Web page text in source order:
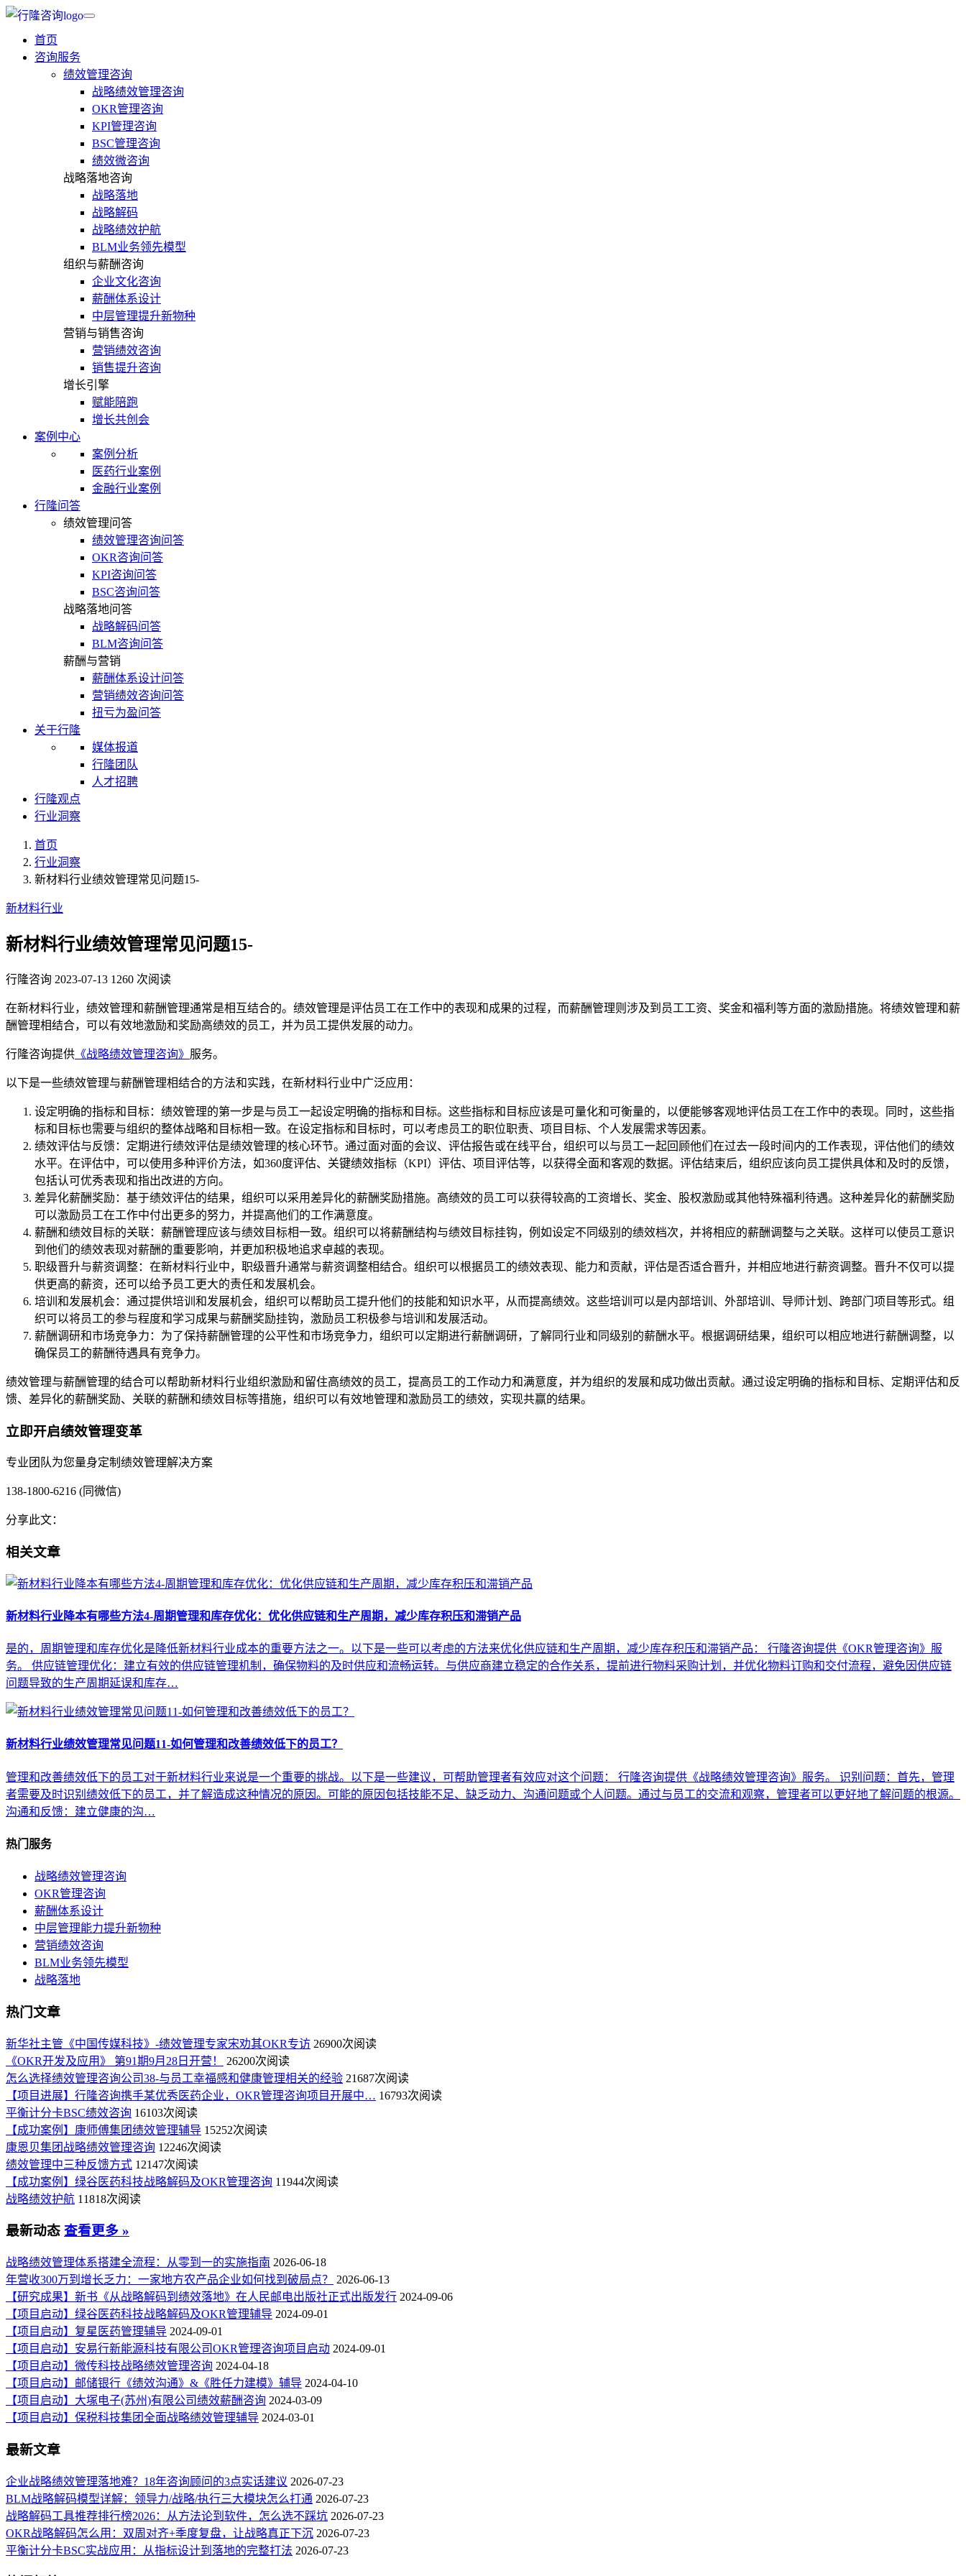
首页
咨询服务
绩效管理咨询
战略绩效管理咨询
OKR管理咨询
KPI管理咨询
BSC管理咨询
绩效微咨询
战略落地咨询
战略落地
战略解码
战略绩效护航
BLM业务领先模型
组织与薪酬咨询
企业文化咨询
薪酬体系设计
中层管理提升新物种
营销与销售咨询
营销绩效咨询
销售提升咨询
增长引擎
赋能陪跑
增长共创会
案例中心
案例分析
医药行业案例
金融行业案例
行隆问答
绩效管理问答
绩效管理咨询问答
OKR咨询问答
KPI咨询问答
BSC咨询问答
战略落地问答
战略解码问答
BLM咨询问答
薪酬与营销
薪酬体系设计问答
营销绩效咨询问答
扭亏为盈问答
关于行隆
媒体报道
行隆团队
人才招聘
行隆观点
行业洞察
首页
行业洞察
新材料行业绩效管理常见问题15-
新材料行业
新材料行业绩效管理常见问题15-
行隆咨询 2023-07-13 1260 次阅读
在新材料行业，绩效管理和薪酬管理通常是相互结合的。绩效管理是评估员工在工作中的表现和成果的过程，而薪酬管理则涉及到员工工资、奖金和福利等方面的激励措施。将绩效管理和薪
酬管理相结合，可以有效地激励和奖励高绩效的员工，并为员工提供发展的动力。
行隆咨询提供 《战略绩效管理咨询》 服务。
以下是一些绩效管理与薪酬管理相结合的方法和实践，在新材料行业中广泛应用：
设定明确的指标和目标：绩效管理的第一步是与员工一起设定明确的指标和目标。这些指标和目标应该是可量化和可衡量的，以便能够客观地评估员工在工作中的表现。同时，这些指
标和目标也需要与组织的整体战略和目标相一致。在设定指标和目标时，可以考虑员工的职位职责、项目目标、个人发展需求等因素。
绩效评估与反馈：定期进行绩效评估是绩效管理的核心环节。通过面对面的会议、评估报告或在线平台，组织可以与员工一起回顾他们在过去一段时间内的工作表现，评估他们的绩效
水平。在评估中，可以使用多种评价方法，如360度评估、关键绩效指标（KPI）评估、项目评估等，以获得全面和客观的数据。评估结束后，组织应该向员工提供具体和及时的反馈，
包括认可优秀表现和指出改进的方向。
差异化薪酬奖励：基于绩效评估的结果，组织可以采用差异化的薪酬奖励措施。高绩效的员工可以获得较高的工资增长、奖金、股权激励或其他特殊福利待遇。这种差异化的薪酬奖励
可以激励员工在工作中付出更多的努力，并提高他们的工作满意度。
薪酬和绩效目标的关联：薪酬管理应该与绩效目标相一致。组织可以将薪酬结构与绩效目标挂钩，例如设定不同级别的绩效档次，并将相应的薪酬调整与之关联。这样可以使员工意识
到他们的绩效表现对薪酬的重要影响，并更加积极地追求卓越的表现。
职级晋升与薪资调整：在新材料行业中，职级晋升通常与薪资调整相结合。组织可以根据员工的绩效表现、能力和贡献，评估是否适合晋升，并相应地进行薪资调整。晋升不仅可以提
供更高的薪资，还可以给予员工更大的责任和发展机会。
培训和发展机会：通过提供培训和发展机会，组织可以帮助员工提升他们的技能和知识水平，从而提高绩效。这些培训可以是内部培训、外部培训、导师计划、跨部门项目等形式。组
织可以将员工的参与程度和学习成果与薪酬奖励挂钩，激励员工积极参与培训和发展活动。
薪酬调研和市场竞争力：为了保持薪酬管理的公平性和市场竞争力，组织可以定期进行薪酬调研，了解同行业和同级别的薪酬水平。根据调研结果，组织可以相应地进行薪酬调整，以
确保员工的薪酬待遇具有竞争力。
绩效管理与薪酬管理的结合可以帮助新材料行业组织激励和留住高绩效的员工，提高员工的工作动力和满意度，并为组织的发展和成功做出贡献。通过设定明确的指标和目标、定期评估和反
馈、差异化的薪酬奖励、关联的薪酬和绩效目标等措施，组织可以有效地管理和激励员工的绩效，实现共赢的结果。
立即开启绩效管理变革
专业团队为您量身定制绩效管理解决方案
138-1800-6216 (同微信)
分享此文：
相关文章
新材料行业降本有哪些方法4-周期管理和库存优化：优化供应链和生产周期，减少库存积压和滞销产品
是的，周期管理和库存优化是降低新材料行业成本的重要方法之一。以下是一些可以考虑的方法来优化供应链和生产周期，减少库存积压和滞销产品： 行隆咨询提供《OKR管理咨询》服
务。 供应链管理优化：建立有效的供应链管理机制，确保物料的及时供应和流畅运转。与供应商建立稳定的合作关系，提前进行物料采购计划，并优化物料订购和交付流程，避免因供应链
问题导致的生产周期延误和库存…
新材料行业绩效管理常见问题11-如何管理和改善绩效低下的员工？
管理和改善绩效低下的员工对于新材料行业来说是一个重要的挑战。以下是一些建议，可帮助管理者有效应对这个问题： 行隆咨询提供《战略绩效管理咨询》服务。 识别问题：首先，管理
者需要及时识别绩效低下的员工，并了解造成这种情况的原因。可能的原因包括技能不足、缺乏动力、沟通问题或个人问题。通过与员工的交流和观察，管理者可以更好地了解问题的根源。
沟通和反馈：建立健康的沟…
热门服务
战略绩效管理咨询
OKR管理咨询
薪酬体系设计
中层管理能力提升新物种
营销绩效咨询
BLM业务领先模型
战略落地
热门文章
新华社主管《中国传媒科技》-绩效管理专家宋劝其OKR专访 26900次阅读
《OKR开发及应用》 第91期9月28日开营！
26200次阅读
怎么选择绩效管理咨询公司38-与员工幸福感和健康管理相关的经验 21687次阅读
【项目进展】行隆咨询携手某优秀医药企业，OKR管理咨询项目开展中… 16793次阅读
平衡计分卡BSC绩效咨询 16103次阅读
【成功案例】康师傅集团绩效管理辅导 15252次阅读
康恩贝集团战略绩效管理咨询 12246次阅读
绩效管理中三种反馈方式 12147次阅读
【成功案例】绿谷医药科技战略解码及OKR管理咨询 11944次阅读
战略绩效护航 11818次阅读
最新动态 查看更多 »
战略绩效管理体系搭建全流程：从零到一的实施指南 2026-06-18
年营收300万到增长乏力：一家地方农产品企业如何找到破局点？
2026-06-13
【研究成果】新书《从战略解码到绩效落地》在人民邮电出版社正式出版发行 2024-09-06
【项目启动】绿谷医药科技战略解码及OKR管理辅导 2024-09-01
【项目启动】复星医药管理辅导 2024-09-01
【项目启动】安易行新能源科技有限公司OKR管理咨询项目启动 2024-09-01
【项目启动】微传科技战略绩效管理咨询 2024-04-18
【项目启动】邮储银行《绩效沟通》&《胜任力建模》辅导 2024-04-10
【项目启动】大塚电子(苏州)有限公司绩效薪酬咨询 2024-03-09
【项目启动】保税科技集团全面战略绩效管理辅导 2024-03-01
最新文章
企业战略绩效管理落地难？18年咨询顾问的3点实话建议 2026-07-23
BLM战略解码模型详解：领导力/战略/执行三大模块怎么打通 2026-07-23
战略解码工具推荐排行榜2026：从方法论到软件，怎么选不踩坑 2026-07-23
OKR战略解码怎么用：双周对齐+季度复盘，让战略真正下沉 2026-07-23
平衡计分卡BSC实战应用：从指标设计到落地的完整打法 2026-07-23